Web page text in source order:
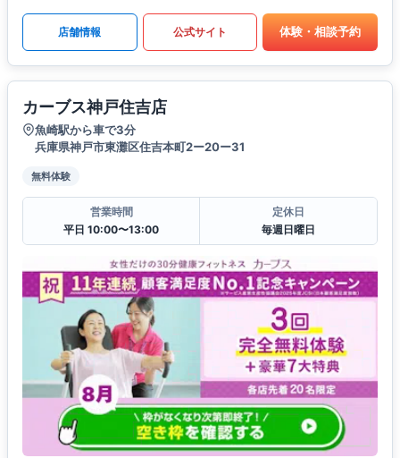
店舗情報 公式サイト 体験・相談予約
カーブス神戸住吉店
魚崎駅から車で3分
兵庫県神戸市東灘区住吉本町2ー20ー31
無料体験
営業時間
平日 10:00〜13:00
定休日
毎週日曜日